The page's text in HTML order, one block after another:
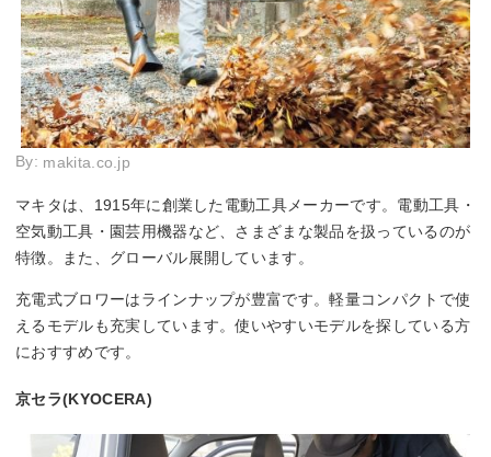
By: makita.co.jp
マキタは、1915年に創業した電動工具メーカーです。電動工具・
空気動工具・園芸用機器など、さまざまな製品を扱っているのが
特徴。また、グローバル展開しています。
充電式ブロワーはラインナップが豊富です。軽量コンパクトで使
えるモデルも充実しています。使いやすいモデルを探している方
におすすめです。
京セラ(KYOCERA)